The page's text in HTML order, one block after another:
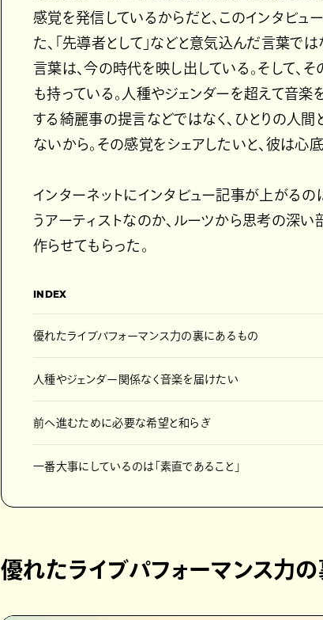
感覚を発信しているからだと、このインタビュ
た、「先導者として」などと意気込んだ言葉で
言葉は、今の時代を映し出している。そして、
も持っている。人種やジェンダーを超えて音
する綺麗事の提言などではなく、ひとりの人
ないから。その感覚をシェアしたいと、彼は心
インターネットにインタビュー記事が上がるの
うアーティストなのか、ルーツから思考の深
作らせてもらった。
INDEX
優れたライブパフォーマンス力の裏にあるもの
人種やジェンダー関係なく音楽を届けたい
前へ進むために必要な希望と和らぎ
一番大事にしているのは「素直であること」
優れたライブパフォーマンス力